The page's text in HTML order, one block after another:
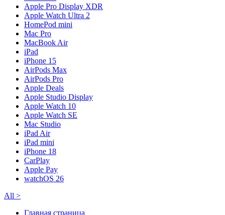
Apple Pro Display XDR
Apple Watch Ultra 2
HomePod mini
Mac Pro
MacBook Air
iPad
iPhone 15
AirPods Max
AirPods Pro
Apple Deals
Apple Studio Display
Apple Watch 10
Apple Watch SE
Mac Studio
iPad Air
iPad mini
iPhone 18
CarPlay
Apple Pay
watchOS 26
All >
Главная страница